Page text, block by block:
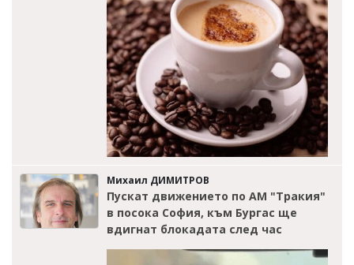
Михаил ДИМИТРОВ
Пускат движението по АМ "Тракия"
в посока София, към Бургас ще
вдигнат блокадата след час